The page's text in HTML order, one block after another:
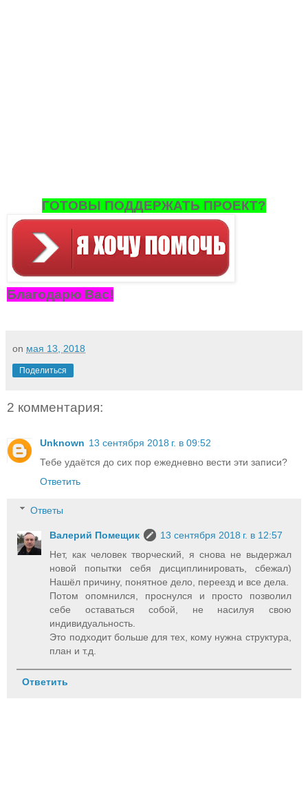
ГОТОВЫ ПОДДЕРЖАТЬ ПРОЕКТ?
Благодарю Вас!
on мая 13, 2018
Поделиться
2 комментария:
Unknown 13 сентября 2018 г. в 09:52
Тебе удаётся до сих пор ежедневно вести эти записи?
Ответить
Ответы
Валерий Помещик
13 сентября 2018 г. в 12:57
Нет, как человек творческий, я снова не выдержал
новой попытки себя дисциплинировать, сбежал)
Нашёл причину, понятное дело, переезд и все дела.
Потом опомнился, проснулся и просто позволил
себе оставаться собой, не насилуя свою
индивидуальность.
Это подходит больше для тех, кому нужна структура,
план и т.д.
Ответить